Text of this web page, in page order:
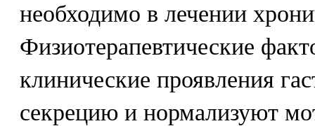
необходимо в лечении
Физиотерапевтические
клинические проявления
секрецию и нормализуют